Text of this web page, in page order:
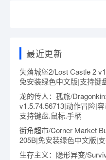
最近更新
失落城堡2/Lost Castle 2
免安装绿色中文版|支持键
龙的传人：孤旅/
v1.5.74.56713|动作冒险|
支持键盘.鼠标.手柄
街角超市/Corner Market
205B|免安装绿色中文版|
生存主义：隐形异变/